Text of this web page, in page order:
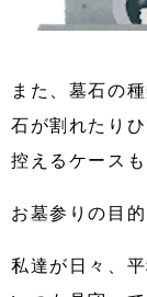
また、墓石の
石が割れたり
控えるケースも
お墓参りの目
私達が日々、